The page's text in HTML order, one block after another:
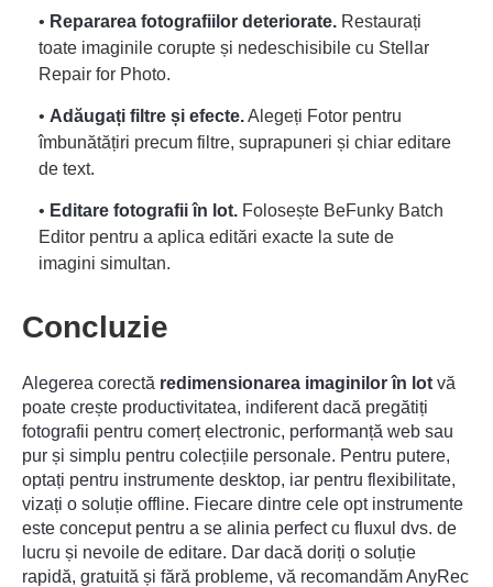
• Repararea fotografiilor deteriorate. Restaurați
toate imaginile corupte și nedeschisibile cu Stellar
Repair for Photo.
• Adăugați filtre și efecte.Alegeți Fotor pentru
îmbunătățiri precum filtre, suprapuneri și chiar editare
de text.
• Editare fotografii în lot. Folosește BeFunky Batch
Editor pentru a aplica editări exacte la sute de
imagini simultan.
Concluzie
Alegerea corectă redimensionarea imaginilor în lot vă
poate crește productivitatea, indiferent dacă pregătiți
fotografii pentru comerț electronic, performanță web sau
pur și simplu pentru colecțiile personale. Pentru putere,
optați pentru instrumente desktop, iar pentru flexibilitate,
vizați o soluție offline. Fiecare dintre cele opt instrumente
este conceput pentru a se alinia perfect cu fluxul dvs. de
lucru și nevoile de editare. Dar dacă doriți o soluție
rapidă, gratuită și fără probleme, vă recomandăm AnyRec